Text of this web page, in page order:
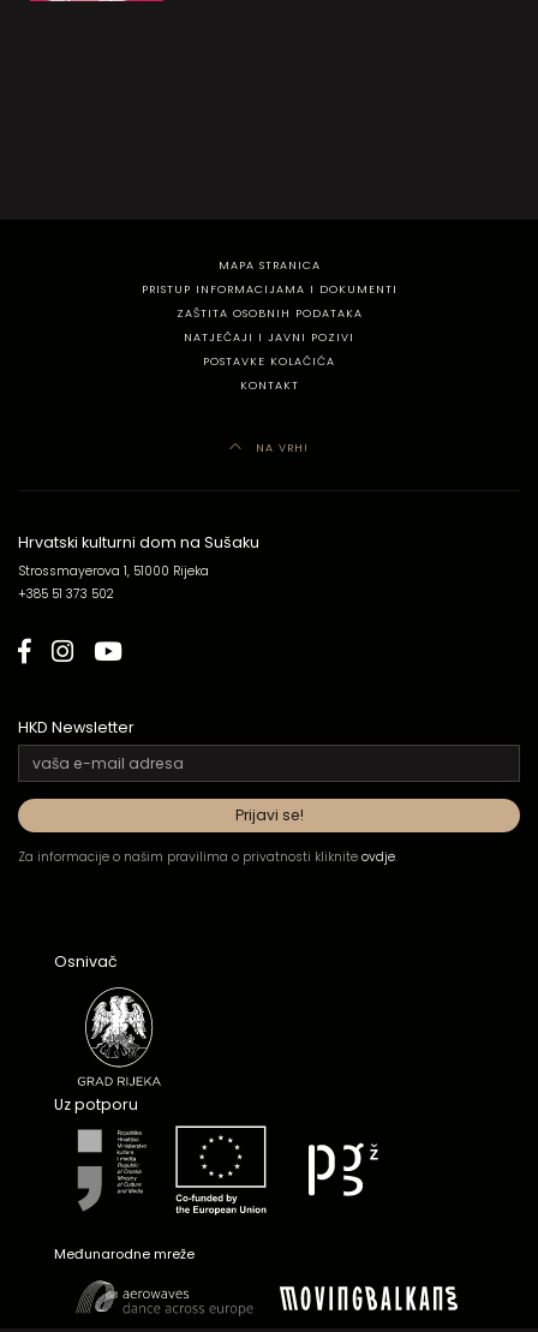
MAPA STRANICA
PRISTUP INFORMACIJAMA I DOKUMENTI
ZAŠTITA OSOBNIH PODATAKA
NATJEČAJI I JAVNI POZIVI
POSTAVKE KOLAČIĆA
KONTAKT
NA VRH!
Hrvatski kulturni dom na Sušaku
Strossmayerova 1, 51000 Rijeka
+385 51 373 502
HKD Newsletter
Za informacije o našim pravilima o privatnosti kliknite ovdje.
Osnivač
Uz potporu
Međunarodne mreže